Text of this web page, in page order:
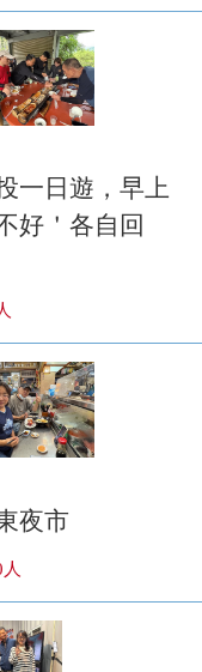
一日遊，早上
好＇各自回
夜市
人